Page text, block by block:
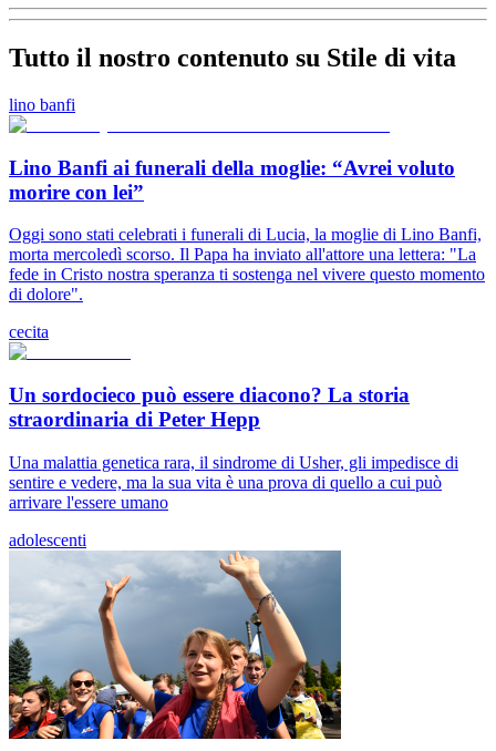
Tutto il nostro contenuto su Stile di vita
lino banfi
Lino Banfi ai funerali della moglie: “Avrei voluto
morire con lei”
Oggi sono stati celebrati i funerali di Lucia, la moglie di Lino Banfi,
morta mercoledì scorso. Il Papa ha inviato all'attore una lettera: "La
fede in Cristo nostra speranza ti sostenga nel vivere questo momento
di dolore".
cecita
Un sordocieco può essere diacono? La storia
straordinaria di Peter Hepp
Una malattia genetica rara, il sindrome di Usher, gli impedisce di
sentire e vedere, ma la sua vita è una prova di quello a cui può
arrivare l'essere umano
adolescenti